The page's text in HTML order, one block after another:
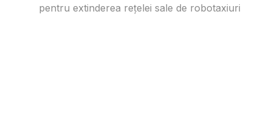
pentru extinderea rețelei sale de robotaxiuri